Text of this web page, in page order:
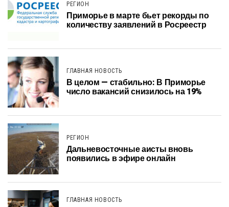
РЕГИОН
Приморье в марте бьет рекорды по
количеству заявлений в Росреестр
ГЛАВНАЯ НОВОСТЬ
В целом — стабильно: В Приморье
число вакансий снизилось на 19%
РЕГИОН
Дальневосточные аисты вновь
появились в эфире онлайн
ГЛАВНАЯ НОВОСТЬ